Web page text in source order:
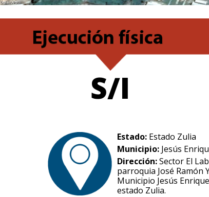
S/I
Estado: Estado Zulia
Municipio: Jesús
Dirección:Sector El
parroquia José Ramón
Municipio Jesús
estado Zulia.